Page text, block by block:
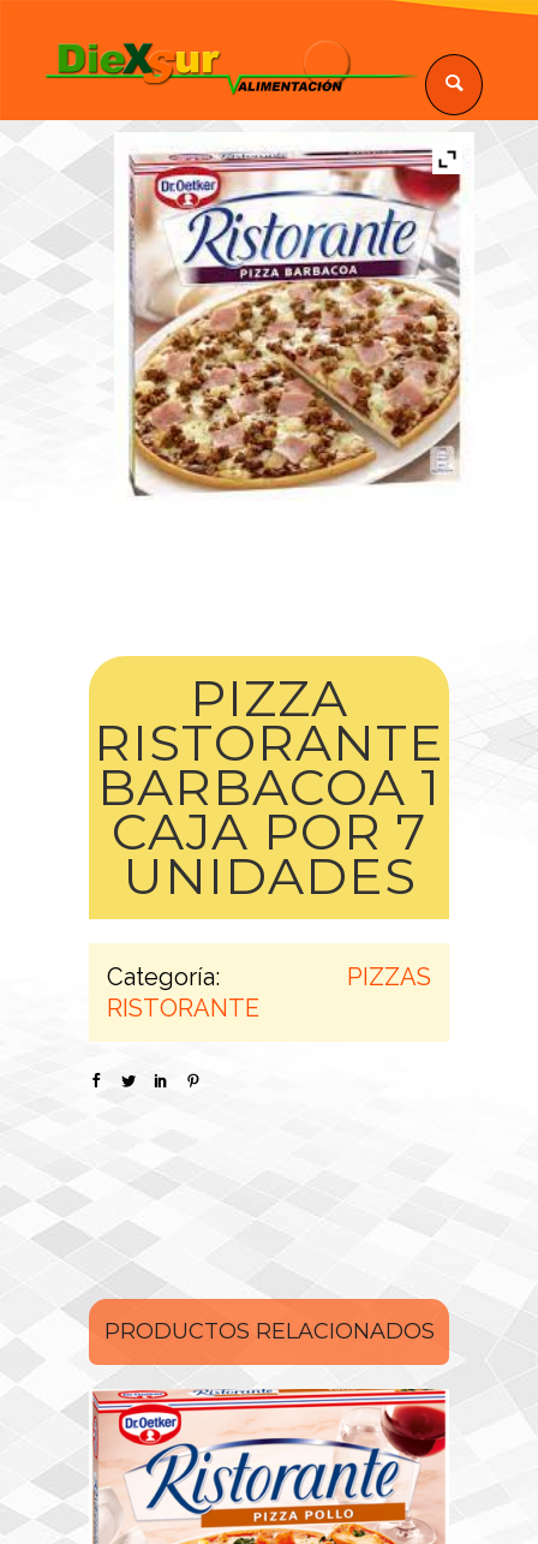
PIZZA
RISTORANTE
BARBACOA 1
CAJA POR 7
UNIDADES
Categoría: PIZZAS
RISTORANTE
PRODUCTOS RELACIONADOS